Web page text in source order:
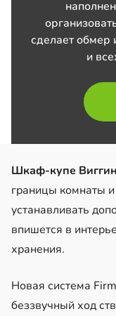
сделает обмер
и
Шкаф-купе
границы комнаты
устанавливать
впишется в
хранения.
Новая система
беззвучный ход